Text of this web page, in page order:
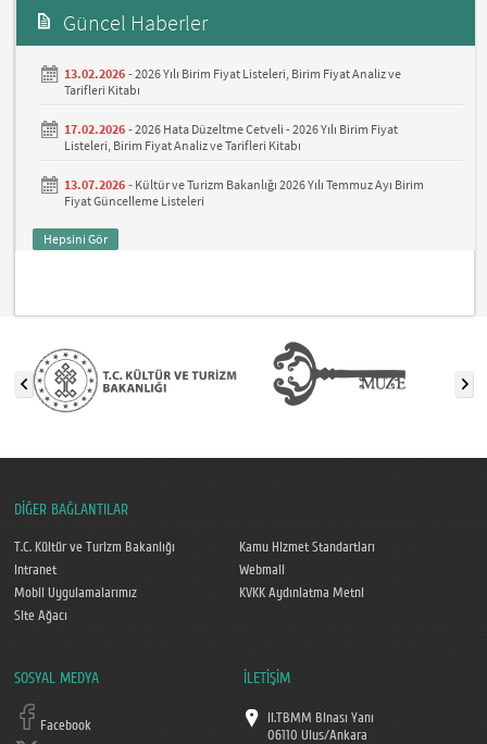
Güncel Haberler
13.02.2026 -2026 Yılı Birim Fiyat Listeleri, Birim Fiyat Analiz ve
Tarifleri Kitabı
17.02.2026 -2026 Hata Düzeltme Cetveli - 2026 Yılı Birim Fiyat
Listeleri, Birim Fiyat Analiz ve Tarifleri Kitabı
13.07.2026 - Kültür ve Turizm Bakanlığı 2026 Yılı Temmuz Ayı Birim
Fiyat Güncelleme Listeleri
Hepsini Gör
DİĞER BAĞLANTILAR
T.C. Kültür ve Turizm Bakanlığı
Kamu Hizmet Standartları
Intranet
Webmail
Mobil Uygulamalarımız
KVKK Aydınlatma Metni
Site Ağacı
SOSYAL MEDYA
Facebook
İLETİŞİM
II.TBMM Binası Yanı
06110 Ulus/Ankara